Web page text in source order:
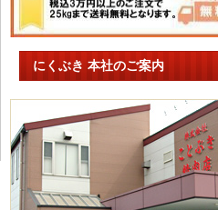
にくぶき 本社のご案内